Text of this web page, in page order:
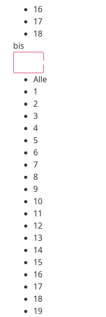
16
17
18
bis
Alle
1
2
3
4
5
6
7
8
9
10
11
12
13
14
15
16
17
18
19